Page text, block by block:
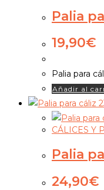
Palia
19,90€
Palia para
Añadir al
CÁLICES Y
Palia
24,90€